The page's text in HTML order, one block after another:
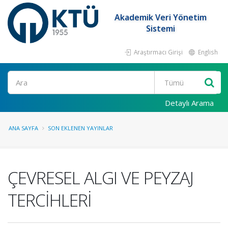
Akademik Veri Yönetim
Sistemi
Araştırmacı Girişi English
Ara
Detaylı Arama
ANA SAYFA SON EKLENEN YAYINLAR
ÇEVRESEL ALGI VE PEYZAJ
TERCİHLERİ